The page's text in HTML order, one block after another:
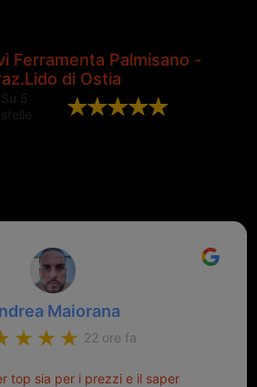
Ferramenta Palmisano -
di Ostia
Su 5
stelle
Maiorana
22 ore fa
top sia per i prezzi e il saper